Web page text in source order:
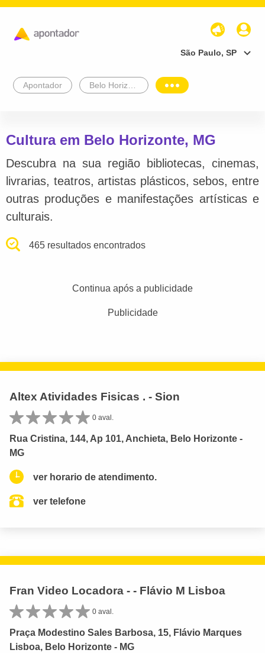
São Paulo, SP
Apontador
Cultura em Belo Horizonte, MG
Descubra na sua região bibliotecas, cinemas,
livrarias, teatros, artistas plásticos, sebos, entre
outras produções e manifestações artísticas e
culturais.
465 resultados encontrados
Continua após a publicidade
Publicidade
Altex Atividades Fisicas . - Sion
0 aval.
Rua Cristina, 144, Ap 101, Anchieta, Belo Horizonte -
MG
ver horario de atendimento.
ver telefone
Fran Video Locadora - - Flávio M Lisboa
0 aval.
Praça Modestino Sales Barbosa, 15, Flávio Marques
Lisboa, Belo Horizonte - MG